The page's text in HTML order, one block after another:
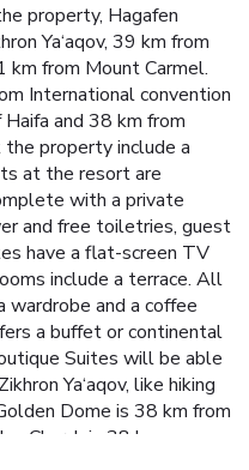
property, Hagafen
Ya‘aqov, 39 km from
km from Mount Carmel.
International convention
and 38 km from
the property include a
at the resort are
with a private
and free toiletries, guest
have a flat-screen TV
include a terrace. All
and a coffee
a buffet or continental
Suites will be able
Ya‘aqov, like hiking
Dome is 38 km from
Church is 38 km away.